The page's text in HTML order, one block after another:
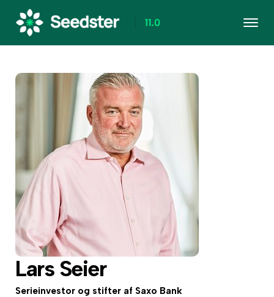
Lars Seier
Serieinvestor og stifter af Saxo Bank